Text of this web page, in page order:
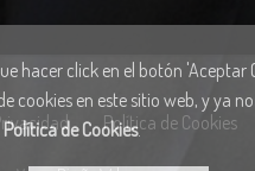
click en el botón
en este sitio web, y ya
Política de Cookies.
Política de Cookies